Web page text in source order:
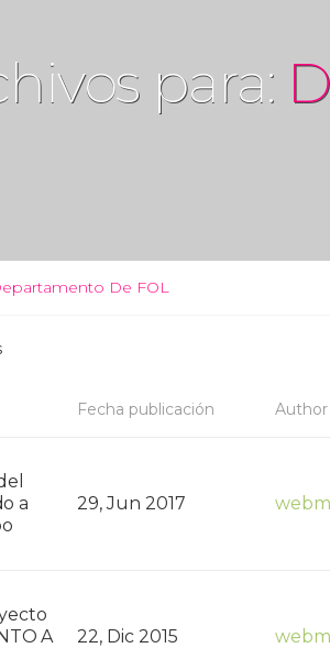
para:
De FOL
Fecha publicación Author
a
29, Jun 2017
A
22, Dic 2015